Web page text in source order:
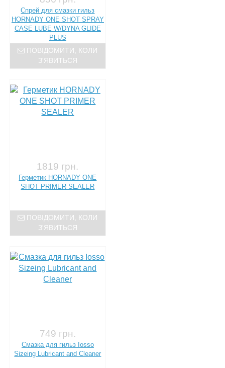
Спрей для смазки гильз
HORNADY ONE SHOT SPRAY
CASE LUBE W/DYNA GLIDE
PLUS
ПОВІДОМИТИ, КОЛИ
З'ЯВИТЬСЯ
1819 грн.
Герметик HORNADY ONE
SHOT PRIMER SEALER
ПОВІДОМИТИ, КОЛИ
З'ЯВИТЬСЯ
749 грн.
Смазка для гильз Iosso
Sizeing Lubricant and Cleaner